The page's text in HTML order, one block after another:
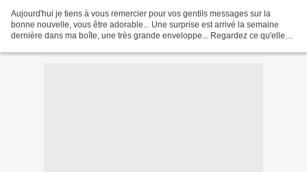
Aujourd'hui je tiens à vous remercier pour vos gentils messages sur la
bonne nouvelle, vous être adorable... Une surprise est arrivé la semaine
dernière dans ma boîte, une très grande enveloppe... Regardez ce qu'elle